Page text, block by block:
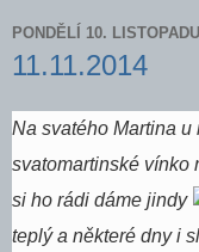
PONDĚLÍ 10.
11.11.2014
Na svatého Martina
svatomartinské vínko
si ho rádi dáme jindy
teplý a některé dny i